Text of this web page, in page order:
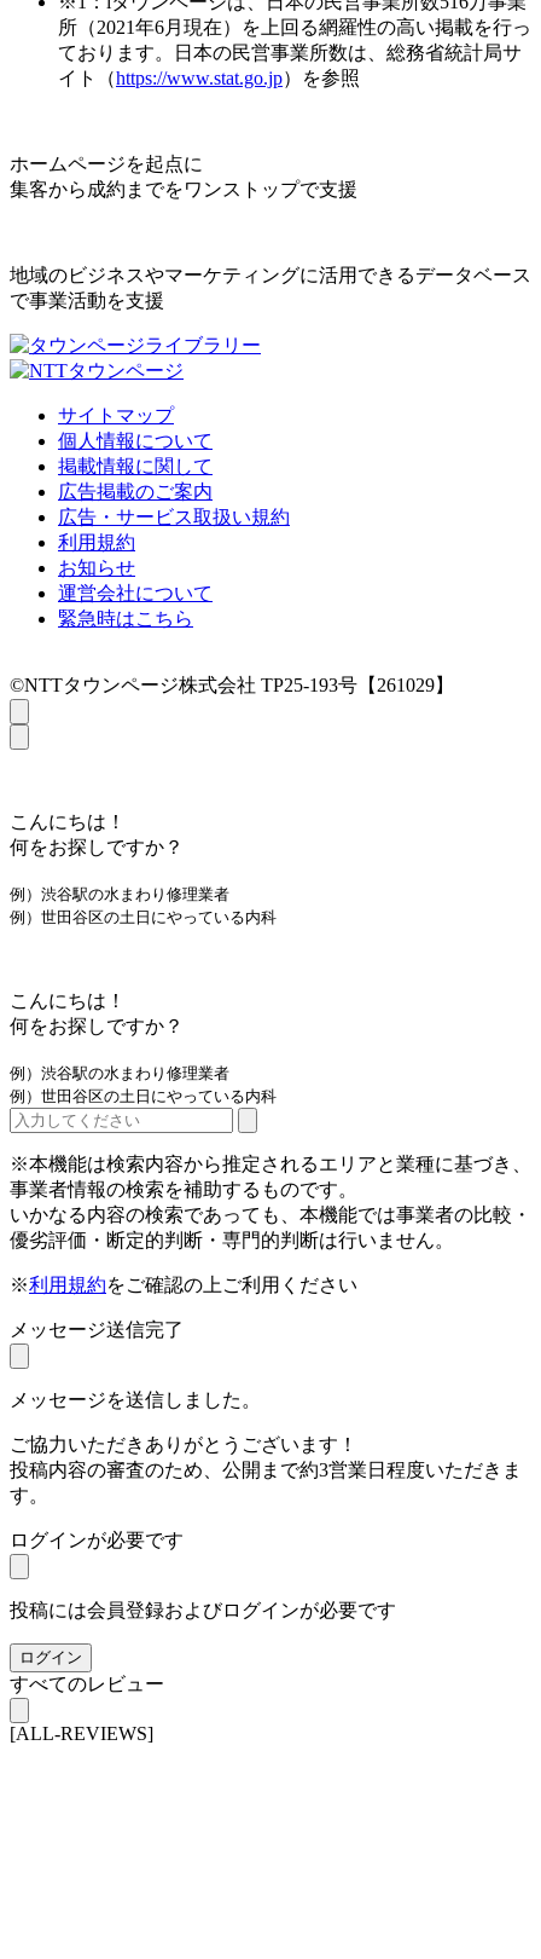
所（2021年6月現在）を上回る網羅性の高い掲載を行っ
ております。日本の民営事業所数は、総務省統計局サ
イト（https://www.stat.go.jp）を参照
ホームページを起点に
集客から成約までをワンストップで支援
地域のビジネスやマーケティングに活用できるデータベース
で事業活動を支援
サイトマップ
個人情報について
掲載情報に関して
広告掲載のご案内
広告・サービス取扱い規約
利用規約
お知らせ
運営会社について
緊急時はこちら
©NTTタウンページ株式会社 TP25-193号【261029】
こんにちは！
何をお探しですか？
例）渋谷駅の水まわり修理業者
例）世田谷区の土日にやっている内科
こんにちは！
何をお探しですか？
例）渋谷駅の水まわり修理業者
例）世田谷区の土日にやっている内科
※本機能は検索内容から推定されるエリアと業種に基づき、
事業者情報の検索を補助するものです。
いかなる内容の検索であっても、本機能では事業者の比較・
優劣評価・断定的判断・専門的判断は行いません。
※利用規約をご確認の上ご利用ください
メッセージ送信完了
メッセージを送信しました。
ご協力いただきありがとうございます！
投稿内容の審査のため、公開まで約3営業日程度いただきま
す。
ログインが必要です
投稿には会員登録およびログインが必要です
ログイン
すべてのレビュー
[ALL-REVIEWS]